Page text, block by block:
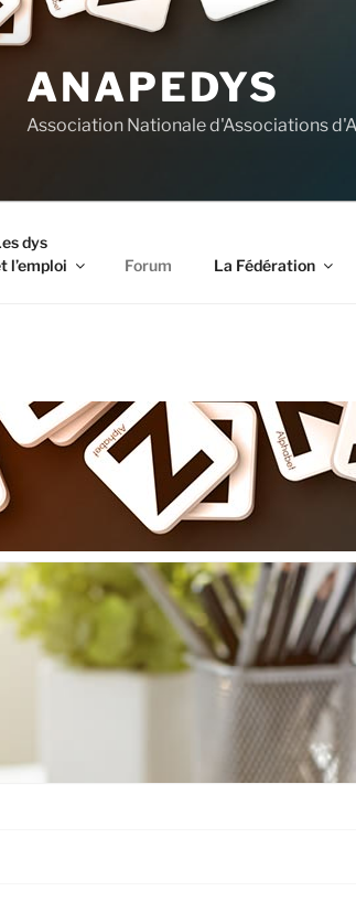
ANAPEDYS
Association Nationale d'Associations
dys
l’emploi
Forum La Fédération